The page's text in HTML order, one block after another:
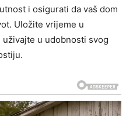
i osigurati da vaš dom
Uložite vrijeme u
u udobnosti svog